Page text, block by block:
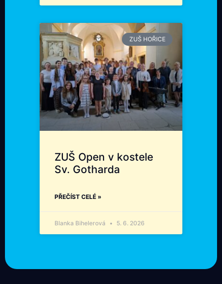
ZUŠ HOŘICE
ZUŠ Open v kostele
Sv. Gotharda
PŘEČÍST CELÉ »
Blanka Bihelerová 5. 6. 2026